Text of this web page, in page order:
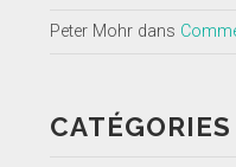
Peter Mohrdans
CATÉGORIES